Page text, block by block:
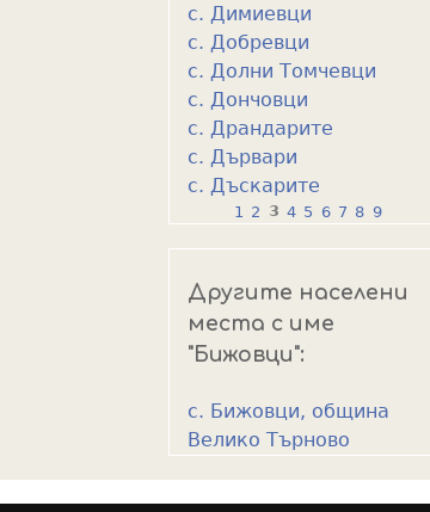
с. Димиевци
с. Добревци
с. Долни Томчевци
с. Дончовци
с. Драндарите
с. Дървари
с. Дъскарите
a
g
e
1 2 3 4 5 6 7 8 9
Другите населени
места с име
"Бижовци":
с. Бижовци, община
Велико Търново